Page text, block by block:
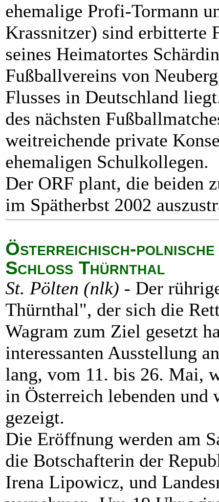
ehemalige Profi-Tormann
Krassnitzer) sind erbitterte
seines Heimatortes
Fußballvereins von
Flusses in Deutschland
des nächsten
weitreichende private
ehemaligen Schulkollegen.
Der ORF plant, die beiden
im Spätherbst 2002
Österreichisch-
Schloss Thürnthal
St. Pölten (nlk) - Der
Thürnthal", der sich die
Wagram zum Ziel gesetzt
interessanten Ausstellung
lang, vom 11. bis 26. Mai,
in Österreich lebenden
gezeigt.
Die Eröffnung werden am
die Botschafterin der
Irena Lipowicz, und